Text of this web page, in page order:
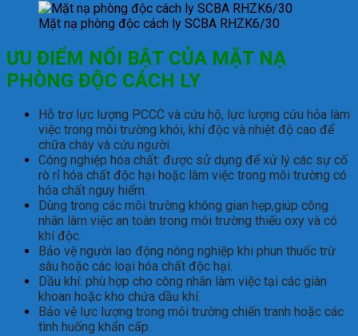
Mặt nạ phòng độc cách ly SCBA RHZK6/30
ƯU ĐIỂM NỔI BẬT CỦA MẶT NẠ
PHÒNG ĐỘC CÁCH LY
Hỗ trợ lực lượng PCCC và cứu hộ, lực lượng cứu hỏa làm
việc trong môi trường khói, khí độc và nhiệt độ cao để
chữa cháy và cứu người.
Công nghiệp hóa chất: được sử dụng để xử lý các sự cố
rò rỉ hóa chất độc hại hoặc làm việc trong môi trường có
hóa chất nguy hiểm.
Dùng trong các môi trường không gian hẹp,giúp công
nhân làm việc an toàn trong môi trường thiếu oxy và có
khí độc.
Bảo vệ người lao động nông nghiệp khi phun thuốc trừ
sâu hoặc các loại hóa chất độc hại.
Dầu khí: phù hợp cho công nhân làm việc tại các giàn
khoan hoặc kho chứa dầu khí.
Bảo vệ lực lượng trong môi trường chiến tranh hoặc các
tình huống khẩn cấp.